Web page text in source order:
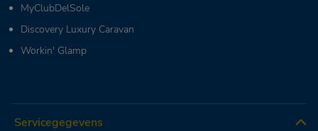
MyClubDelSole
Discovery Luxury Caravan
Workin' Glamp
Servicegegevens